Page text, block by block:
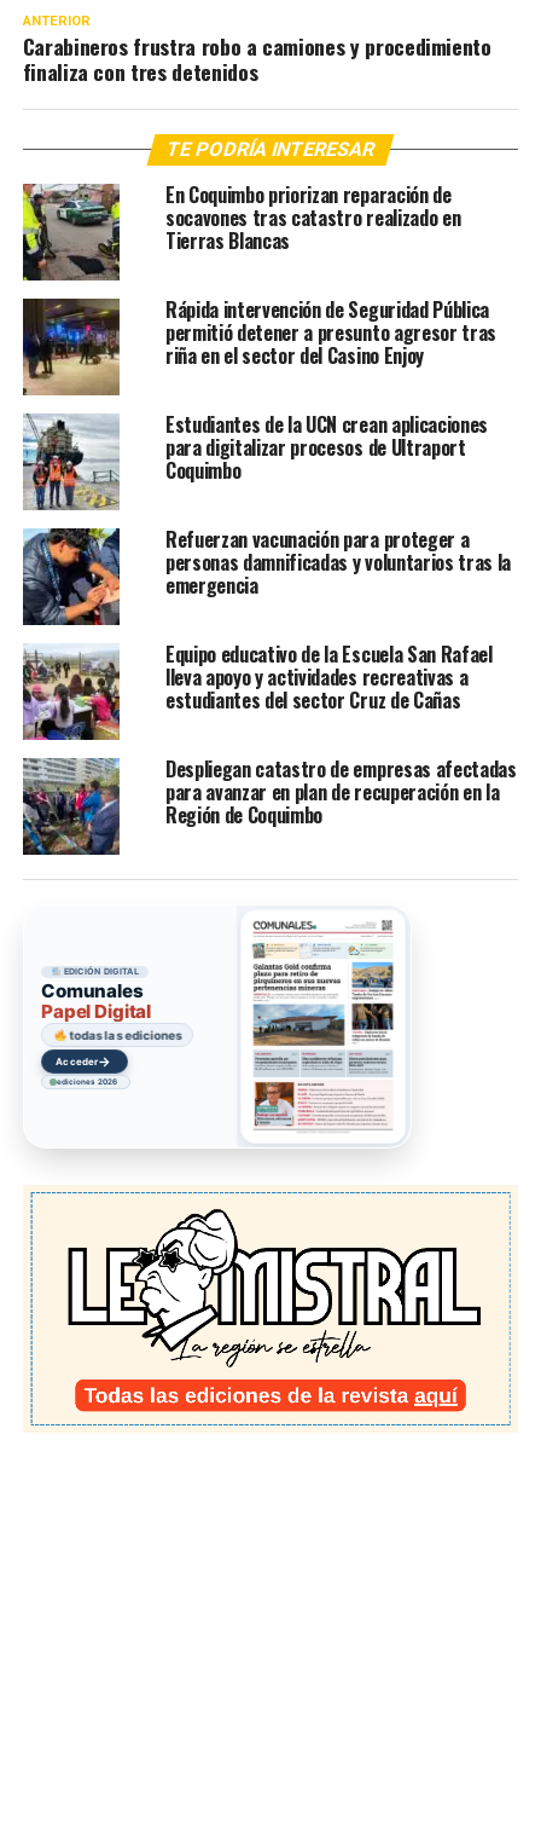
ANTERIOR
Carabineros frustra robo a camiones y procedimiento
finaliza con tres detenidos
TE PODRÍA INTERESAR
En Coquimbo priorizan reparación de
socavones tras catastro realizado en
Tierras Blancas
Rápida intervención de Seguridad Pública
permitió detener a presunto agresor tras
riña en el sector del Casino Enjoy
Estudiantes de la UCN crean aplicaciones
para digitalizar procesos de Ultraport
Coquimbo
Refuerzan vacunación para proteger a
personas damnificadas y voluntarios tras la
emergencia
Equipo educativo de la Escuela San Rafael
lleva apoyo y actividades recreativas a
estudiantes del sector Cruz de Cañas
Despliegan catastro de empresas afectadas
para avanzar en plan de recuperación en la
Región de Coquimbo
EDICIÓN DIGITAL
Comunales
Papel Digital
todas las ediciones
Acceder→
ediciones 2026